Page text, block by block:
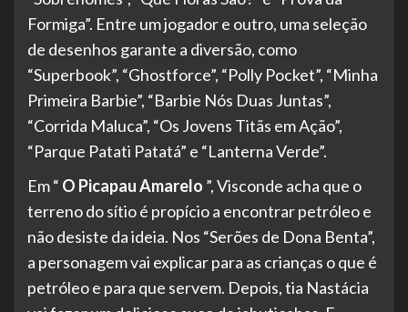
Formiga”. Entre um jogador e outro, uma seleção
de desenhos garante a diversão, como
“Superbook”, “Ghostforce”, “Polly Pocket”, “Minha
Primeira Barbie”, “Barbie Nós Duas Juntas”,
“Corrida Maluca”, “Os Jovens Titãs em Ação”,
“Parque Patati Patatá” e “Lanterna Verde”.
Em “ O Picapau Amarelo ”, Visconde acha que o
terreno do sítio é propício a encontrar petróleo e
não desiste da ideia. Nos “Serões de Dona Benta”,
a personagem vai explicar para as crianças o que é
petróleo e para que servem. Depois, tia Nastácia